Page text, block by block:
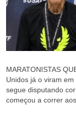
MARATONISTAS
Unidos já o viram
segue disputando
começou a correr